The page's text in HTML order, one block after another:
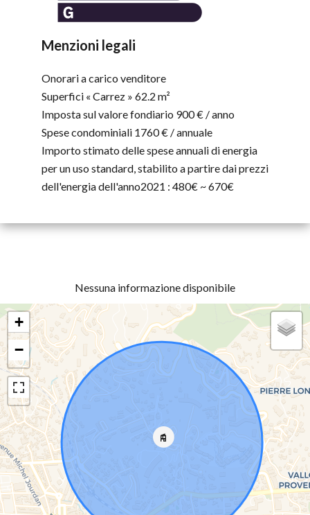
Menzioni legali
Onorari a carico venditore
Superfici « Carrez » 62.2 m²
Imposta sul valore fondiario 900 € / anno
Spese condominiali 1760 € / annuale
Importo stimato delle spese annuali di energia
per un uso standard, stabilito a partire dai prezzi
dell'energia dell'anno2021 : 480€ ~ 670€
Nessuna informazione disponibile
+
−